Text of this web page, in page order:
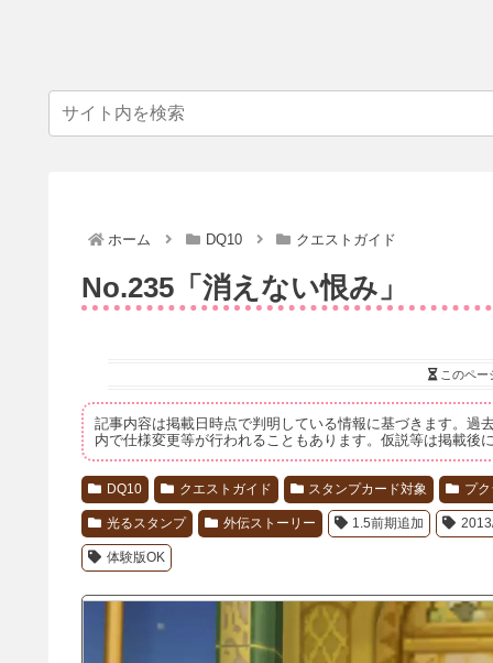
ホーム DQ10 クエストガイド
No.235「消えない恨み」
このペー
記事内容は掲載日時点で判明している情報に基づきます。過
内で仕様変更等が行われることもあります。仮説等は掲載後
DQ10 クエストガイド スタンプカード対象 プ
光るスタンプ 外伝ストーリー 1.5前期追加
体験版OK